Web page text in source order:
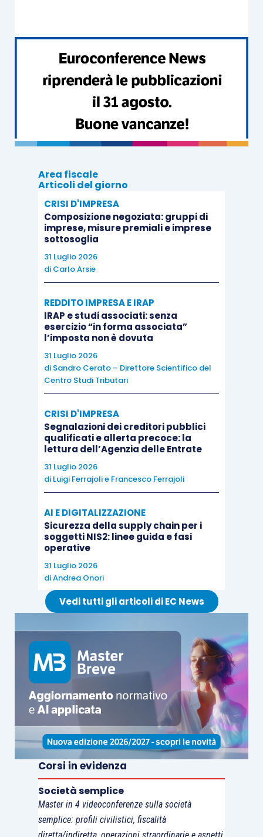
Area fiscale
Articoli del giorno
CRISI D'IMPRESA
Composizione negoziata: gruppi di
imprese, misure premiali e imprese
sottosoglia
31 Luglio 2026
di Carlo Arsie
REDDITO IMPRESA E IRAP
IRAP e studi associati: senza
esercizio “in forma associata”
l’imposta non è dovuta
31 Luglio 2026
di Sandro Cerato – Direttore Scientifico del
Centro Studi Tributari
CRISI D'IMPRESA
Segnalazioni dei creditori pubblici
qualificati e allerta precoce: la
lettura dell’Agenzia delle Entrate
31 Luglio 2026
di Luigi Ferrajolie Francesco Ferrajoli
AI E DIGITALIZZAZIONE
Sicurezza della supply chain per i
soggetti NIS2: linee guida e fasi
operative
31 Luglio 2026
diAndrea Onori
Vedi tutti gli articoli di EC News
Corsi in evidenza
Società semplice
Master in 4 videoconferenze sulla società
semplice: profili civilistici, fiscalità